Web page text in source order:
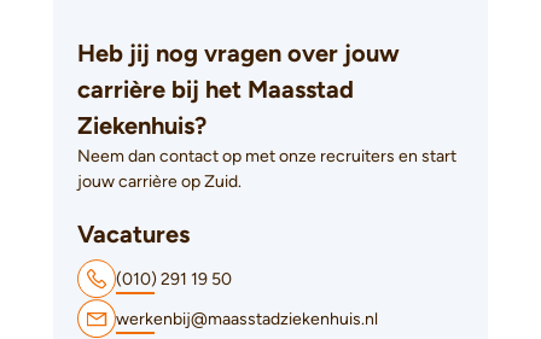
Heb jij nog vragen over jouw
carrière bij het Maasstad
Ziekenhuis?
Neem dan contact op met onze recruiters en start
jouw carrière op Zuid.
Vacatures
(010) 291 19 50
werkenbij@maasstadziekenhuis.nl